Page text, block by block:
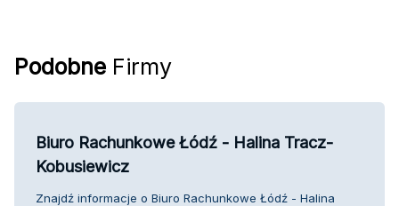
Podobne Firmy
Biuro Rachunkowe Łódź - Halina Tracz-
Kobusiewicz
Znajdź informacje o Biuro Rachunkowe Łódź - Halina